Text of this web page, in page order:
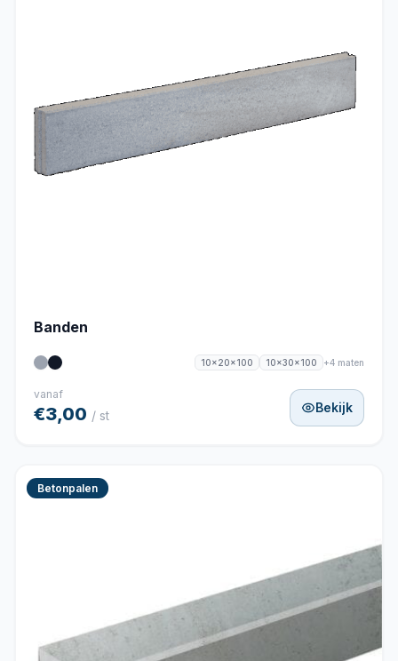
Banden
10x20x100 10x30x100 +4 maten
vanaf
€3,00 / st
Bekijk
Betonpalen